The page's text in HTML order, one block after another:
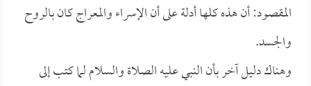
المقصود: أن هذه كلها أدلة على أن الإسراء والمعراج كان بالروح
والجسد.
وهناك دليل آخر بأن النبي عليه الصلاة والسلام لما كتب إلى